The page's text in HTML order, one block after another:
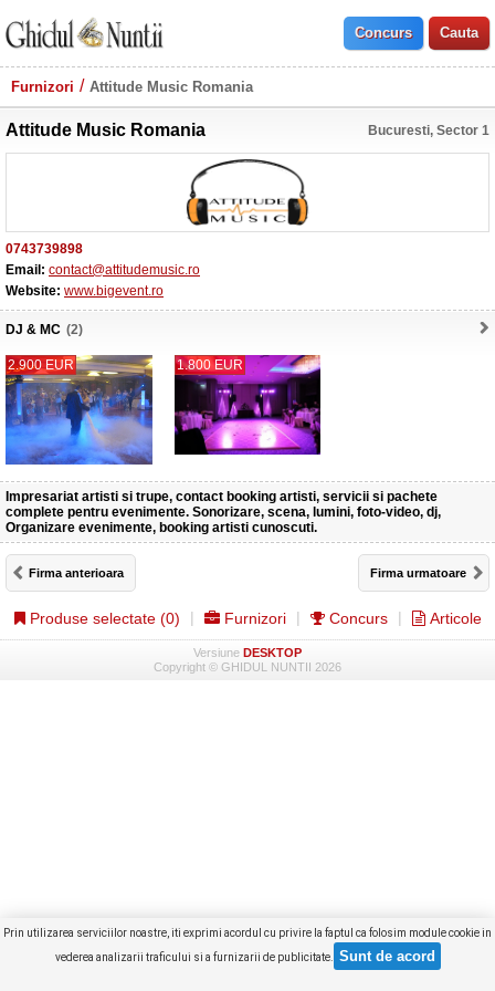
Furnizori Attitude Music Romania
Attitude Music Romania Bucuresti, Sector 1
0743739898
Email: contact@attitudemusic.ro
Website: www.bigevent.ro
DJ & MC (2)
2.900 EUR 1.800 EUR
Impresariat artisti si trupe, contact booking artisti, servicii si pachete
complete pentru evenimente. Sonorizare, scena, lumini, foto-video, dj,
Organizare evenimente, booking artisti cunoscuti.
Firma anterioara Firma urmatoare
Prin utilizarea serviciilor noastre, iti exprimi acordul cu privire la faptul ca folosim module cookie in
vederea analizarii traficului si a furnizarii de publicitate.
Produse selectate (0) Furnizori Concurs Articole
Versiune DESKTOP
Copyright © GHIDUL NUNTII 2026